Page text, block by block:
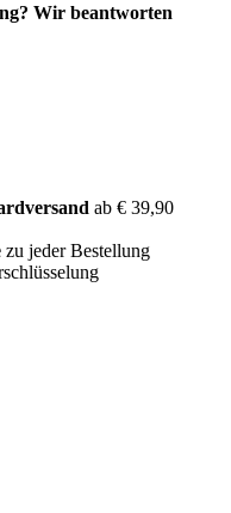
Wir beantworten
ab € 39,90
zu jeder Bestellung